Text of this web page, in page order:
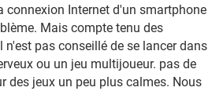
connexion Internet d'un smartphone
Mais compte tenu des
pas conseillé de se lancer dans
ou un jeu multijoueur. pas de
des jeux un peu plus calmes. Nous